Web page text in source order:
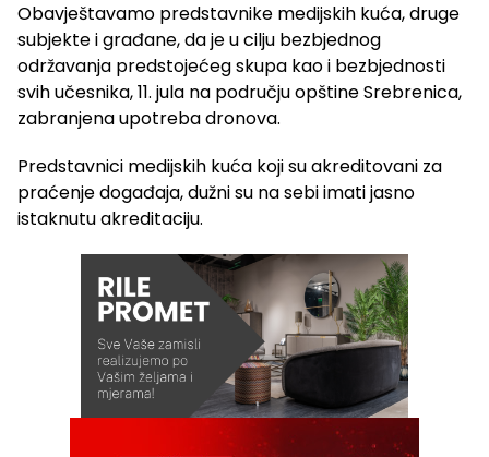
Obavještavamo predstavnike medijskih kuća, druge
subjekte i građane, da je u cilju bezbjednog
održavanja predstojećeg skupa kao i bezbjednosti
svih učesnika, 11. jula na području opštine Srebrenica,
zabranjena upotreba dronova.
Predstavnici medijskih kuća koji su akreditovani za
praćenje događaja, dužni su na sebi imati jasno
istaknutu akreditaciju.